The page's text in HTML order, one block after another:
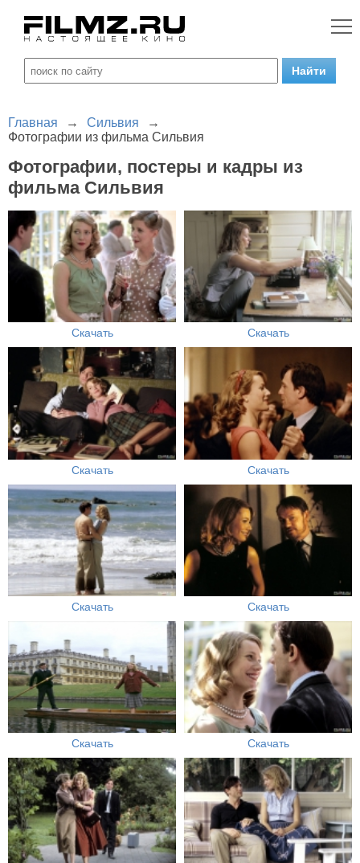
Главная → Сильвия
→
Фотографии из фильма Сильвия
Фотографии, постеры и кадры из
фильма Сильвия
Скачать Скачать
Скачать Скачать
Скачать Скачать
Скачать Скачать